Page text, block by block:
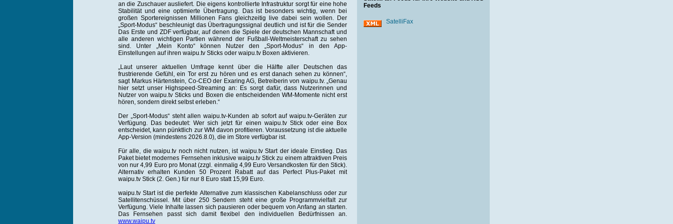
an die Zuschauer ausliefert. Die eigens kontrollierte Infrastruktur sorgt für eine hohe
Stabilität und eine optimierte Übertragung. Das ist besonders wichtig, wenn bei
großen Sportereignissen Millionen Fans gleichzeitig live dabei sein wollen. Der
„Sport-Modus“ beschleunigt das Übertragungssignal deutlich und ist für die Sender
Das Erste und ZDF verfügbar, auf denen die Spiele der deutschen Mannschaft und
alle anderen wichtigen Partien während der Fußball-Weltmeisterschaft zu sehen
sind. Unter „Mein Konto“ können Nutzer den „Sport-Modus“ in den App-
Einstellungen auf ihren waipu.tv Sticks oder waipu.tv Boxen aktivieren.
„Laut unserer aktuellen Umfrage kennt über die Hälfte aller Deutschen das
frustrierende Gefühl, ein Tor erst zu hören und es erst danach sehen zu können“,
sagt Markus Härtenstein, Co-CEO der Exaring AG, Betreiberin von waipu.tv. „Genau
hier setzt unser Highspeed-Streaming an: Es sorgt dafür, dass Nutzerinnen und
Nutzer von waipu.tv Sticks und Boxen die entscheidenden WM-Momente nicht erst
hören, sondern direkt selbst erleben.“
Der „Sport-Modus“ steht allen waipu.tv-Kunden ab sofort auf waipu.tv-Geräten zur
Verfügung. Das bedeutet: Wer sich jetzt für einen waipu.tv Stick oder eine Box
entscheidet, kann pünktlich zur WM davon profitieren. Voraussetzung ist die aktuelle
App-Version (mindestens 2026.8.0), die im Store verfügbar ist.
Für alle, die waipu.tv noch nicht nutzen, ist waipu.tv Start der ideale Einstieg. Das
Paket bietet modernes Fernsehen inklusive waipu.tv Stick zu einem attraktiven Preis
von nur 4,99 Euro pro Monat (zzgl. einmalig 4,99 Euro Versandkosten für den Stick).
Alternativ erhalten Kunden 50 Prozent Rabatt auf das Perfect Plus-Paket mit
waipu.tv Stick (2. Gen.) für nur 8 Euro statt 15,99 Euro.
waipu.tv Start ist die perfekte Alternative zum klassischen Kabelanschluss oder zur
Satellitenschüssel. Mit über 250 Sendern steht eine große Programmvielfalt zur
Verfügung. Viele Inhalte lassen sich pausieren oder bequem von Anfang an starten.
Das Fernsehen passt sich damit flexibel den individuellen Bedürfnissen an.
www.waipu.tv
Feeds
SatelliFax